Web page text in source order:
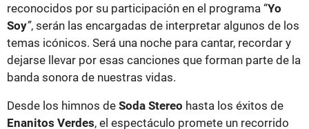
reconocidos por su participación en el programa “Yo
Soy”, serán las encargadas de interpretar algunos de los
temas icónicos. Será una noche para cantar, recordar y
dejarse llevar por esas canciones que forman parte de la
banda sonora de nuestras vidas.
Desde los himnos de Soda Stereo hasta los éxitos de
Enanitos Verdes, el espectáculo promete un recorrido